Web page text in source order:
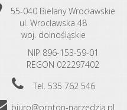
55-040 Bielany Wrocławskie
ul. Wrocławska 48
woj. dolnośląskie
NIP 896-153-59-01
REGON 022297402
Tel. 535 762 546
biuro@proton-narzedzia.pl